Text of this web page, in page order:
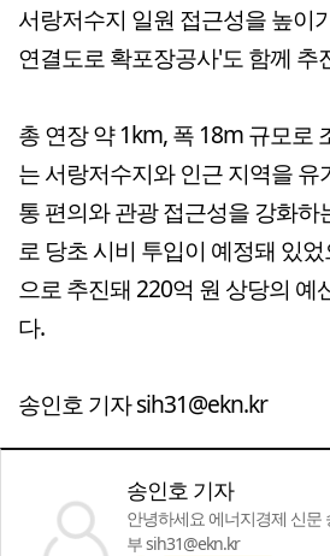
서랑저수지 일원 접근성을 높이
연결도로 확포장공사'도 함께 추
총 연장 약 1km, 폭 18m 규모로
는 서랑저수지와 인근 지역을 유
통 편의와 관광 접근성을 강화하
로 당초 시비 투입이 예정돼 있
으로 추진돼 220억 원 상당의 예
다.
송인호 기자 sih31@ekn.kr
송인호 기자
안녕하세요 에너지경제 신문
부 sih31@ekn.kr